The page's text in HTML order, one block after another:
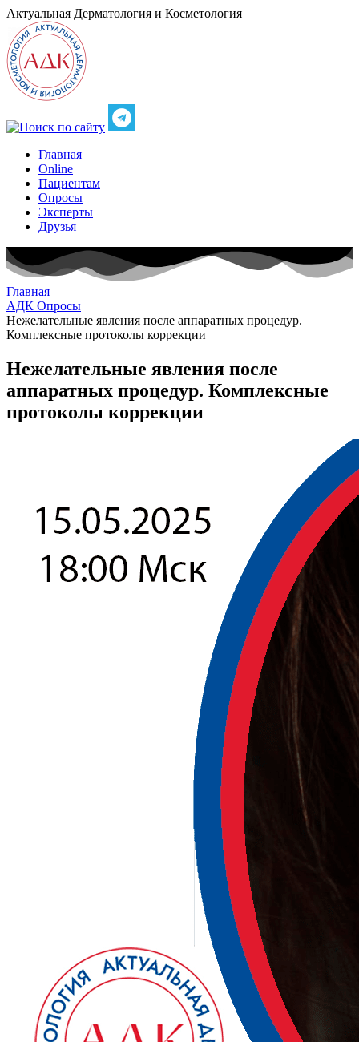
Актуальная Дерматология и Косметология
Главная
Online
Пациентам
Опросы
Эксперты
Друзья
Главная
АДК Опросы
Нежелательные явления после аппаратных процедур.
Комплексные протоколы коррекции
Нежелательные явления после
аппаратных процедур. Комплексные
протоколы коррекции